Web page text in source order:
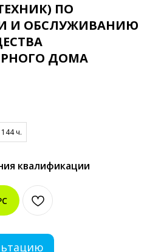
ПО
И ОБСЛУЖИВАНИЮ
ДОМА
144 ч.
квалификации